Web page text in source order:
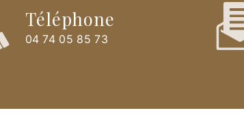
Téléphone
04 74 05 85 73